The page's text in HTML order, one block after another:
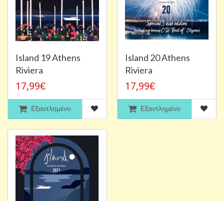
Island 19 Athens
Riviera
17,99€
Εξαντλημένο
Island 20 Athens
Riviera
17,99€
Εξαντλημένο